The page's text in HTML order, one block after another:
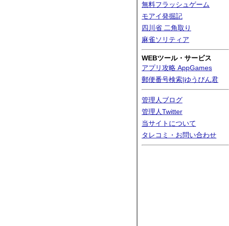
無料フラッシュゲーム
モアイ発掘記
四川省 二角取り
麻雀ソリティア
WEBツール・サービス
アプリ攻略 AppGames
郵便番号検索|ゆうびん君
管理人ブログ
管理人Twitter
当サイトについて
タレコミ・お問い合わせ